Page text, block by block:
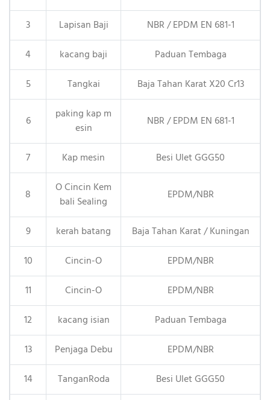
3
Lapisan Baji
NBR / EPDM EN 681-1
4
kacang baji
Paduan Tembaga
5
Tangkai Baja Tahan Karat X20 Cr13
6
paking kap m
esin
NBR / EPDM EN 681-1
7 Kap mesin Besi Ulet GGG50
8
O Cincin Kem
bali Sealing
EPDM/NBR
9 kerah batang
Baja Tahan Karat / Kuningan
10
Cincin-O
EPDM/NBR
11
Cincin-O
EPDM/NBR
12
kacang isian
Paduan Tembaga
13
Penjaga Debu
EPDM/NBR
14
TanganRoda
Besi Ulet GGG50